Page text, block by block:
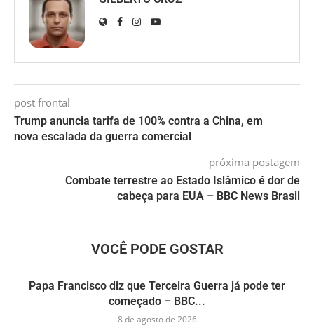
post frontal
Trump anuncia tarifa de 100% contra a China, em
nova escalada da guerra comercial
próxima postagem
Combate terrestre ao Estado Islâmico é dor de
cabeça para EUA – BBC News Brasil
VOCÊ PODE GOSTAR
Papa Francisco diz que Terceira Guerra já pode ter
começado – BBC...
8 de agosto de 2026